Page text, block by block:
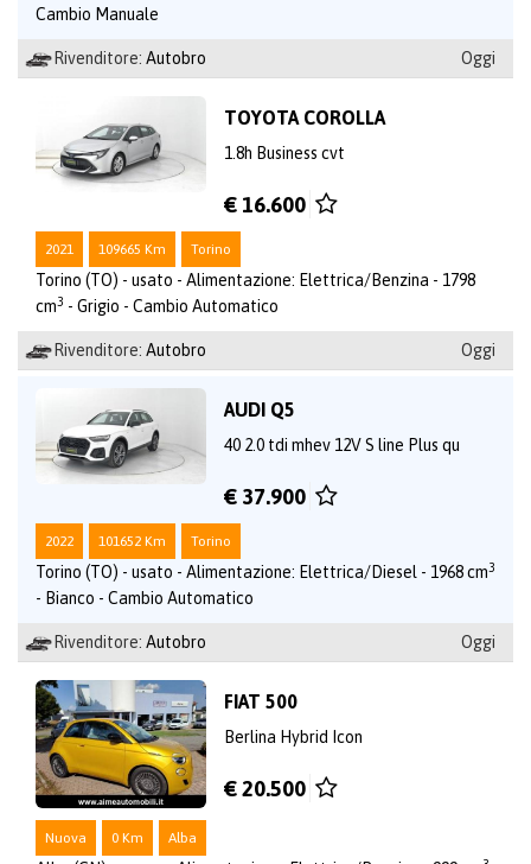
Cambio Manuale
Rivenditore: Autobro Oggi
TOYOTA COROLLA
1.8h Business cvt
€ 16.600
2021 109665 Km Torino
Torino (TO) - usato - Alimentazione: Elettrica/Benzina - 1798
cm3 - Grigio - Cambio Automatico
Rivenditore: Autobro Oggi
AUDI Q5
40 2.0 tdi mhev 12V S line Plus qu
€ 37.900
2022 101652 Km Torino
Torino (TO) - usato - Alimentazione: Elettrica/Diesel - 1968 cm3
- Bianco - Cambio Automatico
Rivenditore: Autobro Oggi
FIAT 500
Berlina Hybrid Icon
€ 20.500
Nuova 0 Km Alba